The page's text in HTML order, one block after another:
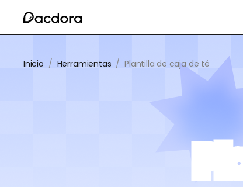
Inicio / Herramientas / Plantilla de caja de té